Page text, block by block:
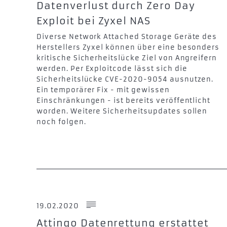
Datenverlust durch Zero Day
Exploit bei Zyxel NAS
Diverse Network Attached Storage Geräte des
Herstellers Zyxel können über eine besonders
kritische Sicherheitslücke Ziel von Angreifern
werden. Per Exploitcode lässt sich die
Sicherheitslücke CVE-2020-9054 ausnutzen.
Ein temporärer Fix - mit gewissen
Einschränkungen - ist bereits veröffentlicht
worden. Weitere Sicherheitsupdates sollen
noch folgen.
19.02.2020
Attingo Datenrettung erstattet